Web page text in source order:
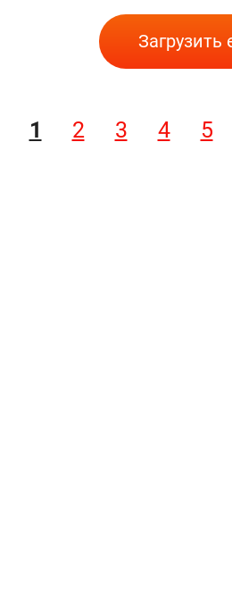
Загрузить
1 2 3 4 5